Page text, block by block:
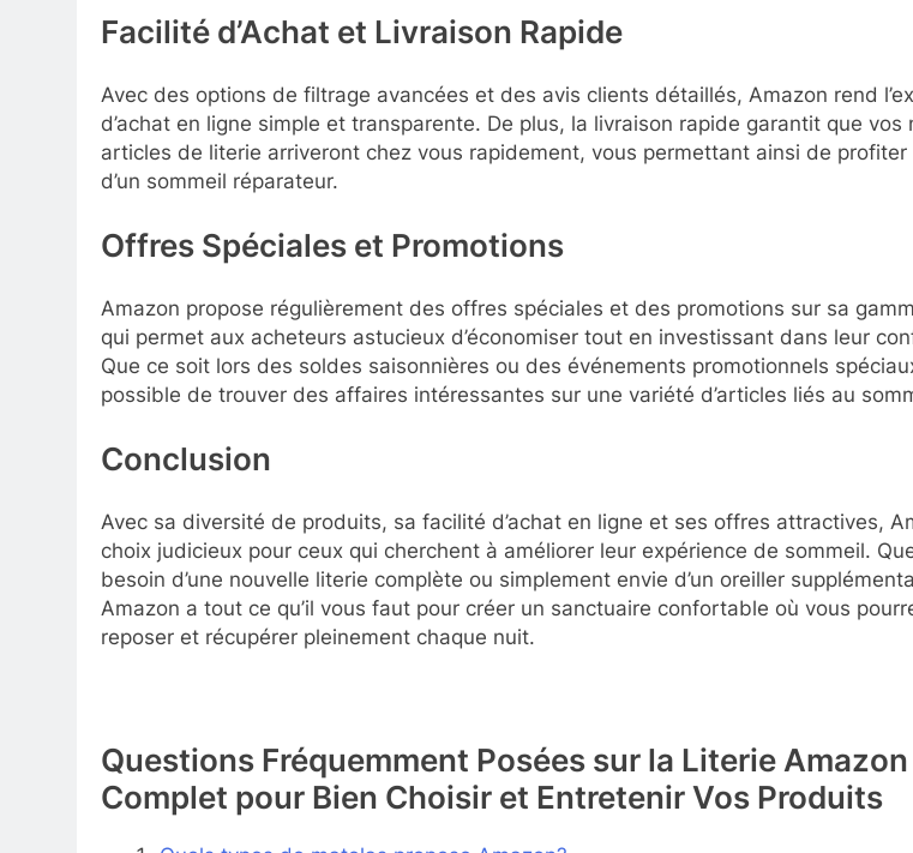
Facilité d’Achat et Livraison Rapide
Avec des options de filtrage avancées et des avis clients détaillés, Amazon rend
d’achat en ligne simple et transparente. De plus, la livraison rapide garantit que vos
articles de literie arriveront chez vous rapidement, vous permettant ainsi de profiter
d’un sommeil réparateur.
Offres Spéciales et Promotions
Amazon propose régulièrement des offres spéciales et des promotions sur sa
qui permet aux acheteurs astucieux d’économiser tout en investissant dans leur
Que ce soit lors des soldes saisonnières ou des événements promotionnels
possible de trouver des affaires intéressantes sur une variété d’articles liés au
Conclusion
Avec sa diversité de produits, sa facilité d’achat en ligne et ses offres attractives,
choix judicieux pour ceux qui cherchent à améliorer leur expérience de sommeil.
besoin d’une nouvelle literie complète ou simplement envie d’un oreiller
Amazon a tout ce qu’il vous faut pour créer un sanctuaire confortable où vous
reposer et récupérer pleinement chaque nuit.
Questions Fréquemment Posées sur la Literie
Complet pour Bien Choisir et Entretenir Vos Produits